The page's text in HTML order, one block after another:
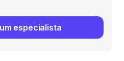
especialista